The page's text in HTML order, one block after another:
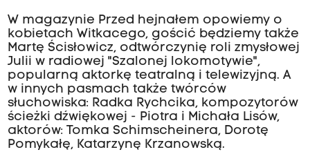
W magazynie Przed hejnałem opowiemy o
kobietach Witkacego, gościć będziemy także
Martę Ścisłowicz, odtwórczynię roli zmysłowej
Julii w radiowej "Szalonej lokomotywie",
popularną aktorkę teatralną i telewizyjną. A
w innych pasmach także twórców
słuchowiska: Radka Rychcika, kompozytorów
ścieżki dźwiękowej - Piotra i Michała Lisów,
aktorów: Tomka Schimscheinera, Dorotę
Pomykałę, Katarzynę Krzanowską.